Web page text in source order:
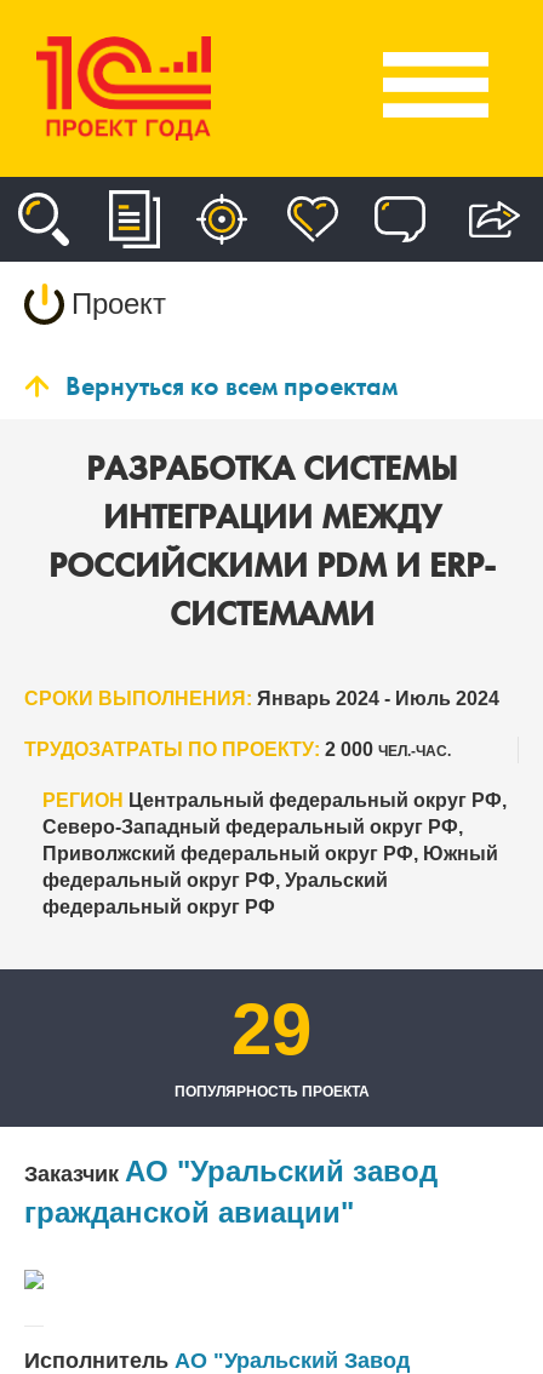
Проект
Вернуться ко всем проектам
РАЗРАБОТКА СИСТЕМЫ
ИНТЕГРАЦИИ МЕЖДУ
РОССИЙСКИМИ PDM И ERP-
СИСТЕМАМИ
СРОКИ ВЫПОЛНЕНИЯ: Январь 2024 - Июль 2024
ТРУДОЗАТРАТЫ ПО ПРОЕКТУ: 2 000 ЧЕЛ.-ЧАС.
РЕГИОН Центральный федеральный округ РФ,
Северо-Западный федеральный округ РФ,
Приволжский федеральный округ РФ, Южный
федеральный округ РФ, Уральский
федеральный округ РФ
29
ПОПУЛЯРНОСТЬ ПРОЕКТА
Заказчик АО "Уральский завод
гражданской авиации"
Исполнитель АО "Уральский Завод